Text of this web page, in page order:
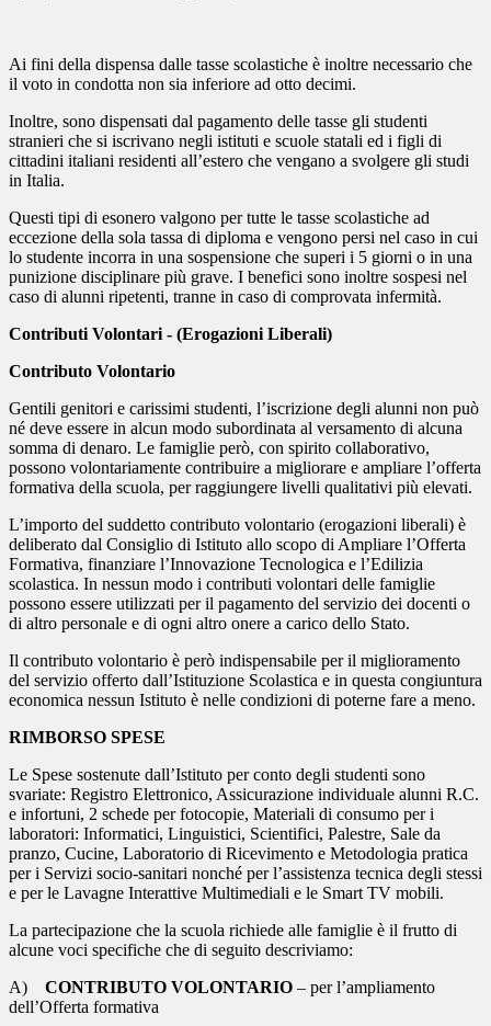
Ai fini della dispensa dalle tasse scolastiche è inoltre necessario che
il voto in condotta non sia inferiore ad otto decimi.
Inoltre, sono dispensati dal pagamento delle tasse gli studenti
stranieri che si iscrivano negli istituti e scuole statali ed i figli di
cittadini italiani residenti all’estero che vengano a svolgere gli studi
in Italia.
Questi tipi di esonero valgono per tutte le tasse scolastiche ad
eccezione della sola tassa di diploma e vengono persi nel caso in cui
lo studente incorra in una sospensione che superi i 5 giorni o in una
punizione disciplinare più grave. I benefici sono inoltre sospesi nel
caso di alunni ripetenti, tranne in caso di comprovata infermità.
Contributi Volontari - (Erogazioni Liberali)
Contributo Volontario
Gentili genitori e carissimi studenti, l’iscrizione degli alunni non può
né deve essere in alcun modo subordinata al versamento di alcuna
somma di denaro. Le famiglie però, con spirito collaborativo,
possono volontariamente contribuire a migliorare e ampliare l’offerta
formativa della scuola, per raggiungere livelli qualitativi più elevati.
L’importo del suddetto contributo volontario (erogazioni liberali) è
deliberato dal Consiglio di Istituto allo scopo di Ampliare l’Offerta
Formativa, finanziare l’Innovazione Tecnologica e l’Edilizia
scolastica. In nessun modo i contributi volontari delle famiglie
possono essere utilizzati per il pagamento del servizio dei docenti o
di altro personale e di ogni altro onere a carico dello Stato.
Il contributo volontario è però indispensabile per il miglioramento
del servizio offerto dall’Istituzione Scolastica e in questa congiuntura
economica nessun Istituto è nelle condizioni di poterne fare a meno.
RIMBORSO SPESE
Le Spese sostenute dall’Istituto per conto degli studenti sono
svariate: Registro Elettronico, Assicurazione individuale alunni R.C.
e infortuni, 2 schede per fotocopie, Materiali di consumo per i
laboratori: Informatici, Linguistici, Scientifici, Palestre, Sale da
pranzo, Cucine, Laboratorio di Ricevimento e Metodologia pratica
per i Servizi socio-sanitari nonché per l’assistenza tecnica degli stessi
e per le Lavagne Interattive Multimediali e le Smart TV mobili.
La partecipazione che la scuola richiede alle famiglie è il frutto di
alcune voci specifiche che di seguito descriviamo:
A)
CONTRIBUTO VOLONTARIO – per l’ampliamento
dell’Offerta formativa